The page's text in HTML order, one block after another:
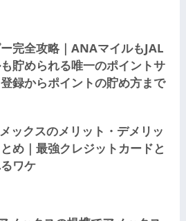
完全攻略｜ANAマイルもJAL
貯められる唯一のポイントサ
録からポイントの貯め方まで
ックスのメリット・デメリッ
とめ｜最強クレジットカードと
ワケ